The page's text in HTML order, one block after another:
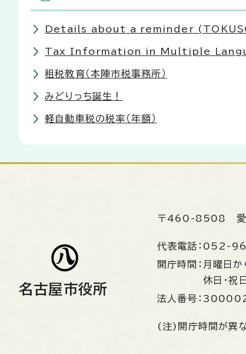
Details about a reminder
Tax Information in Multiple
租税教育（本陣市税事務所）
みどりっち誕生！
軽自動車税の税率（年額）
名古屋市役所
〒460-8508
代表電話： 052-
開庁時間： 月曜日
休日・祝
法人番号：
(注)開庁時間が異